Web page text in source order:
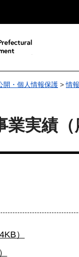
開・個人情報保護 >情
実績（
）